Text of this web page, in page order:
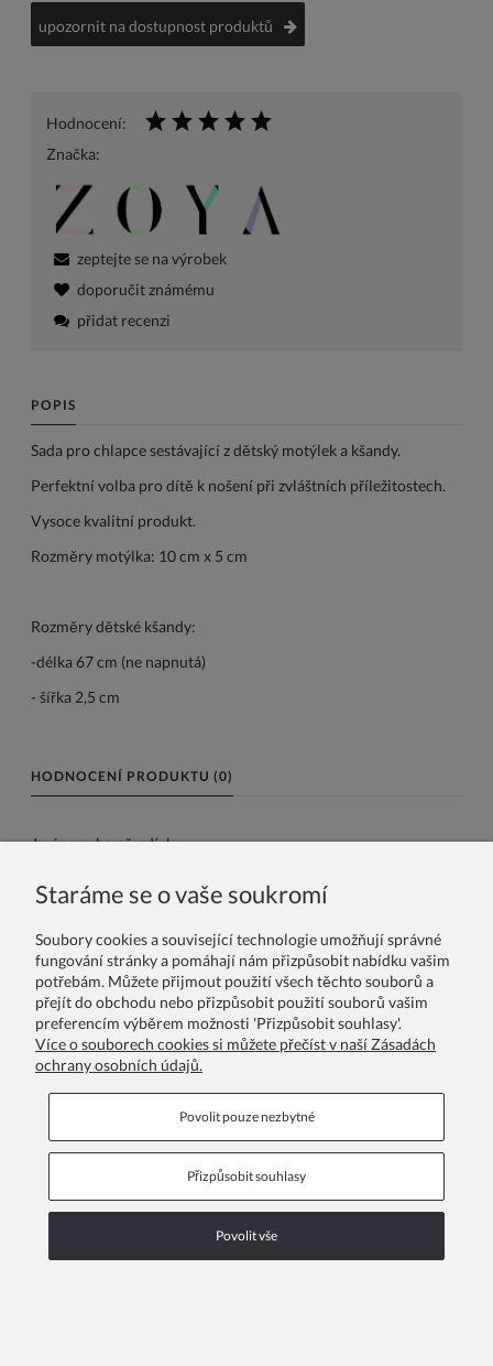
upozornit na dostupnost produktů
Hodnocení:
Značka:
zeptejte se na výrobek
doporučit známému
přidat recenzi
POPIS
Sada pro chlapce sestávající z dětský motýlek a kšandy.
Perfektní volba pro dítě k nošení při zvláštních příležitostech.
Vysoce kvalitní produkt.
Rozměry motýlka: 10 cm x 5 cm
Rozměry dětské kšandy:
-délka 67 cm (ne napnutá)
- šířka 2,5 cm
HODNOCENÍ PRODUKTU (0)
Jméno nebo přezdívka:
Staráme se o vaše soukromí
Soubory cookies a související technologie umožňují správné
fungování stránky a pomáhají nám přizpůsobit nabídku vašim
potřebám. Můžete přijmout použití všech těchto souborů a
přejít do obchodu nebo přizpůsobit použití souborů vašim
preferencím výběrem možnosti 'Přizpůsobit souhlasy'.
Více o souborech cookies si můžete přečíst v naší Zásadách
ochrany osobních údajů.
Povolit pouze nezbytné
Přizpůsobit souhlasy
Povolit vše